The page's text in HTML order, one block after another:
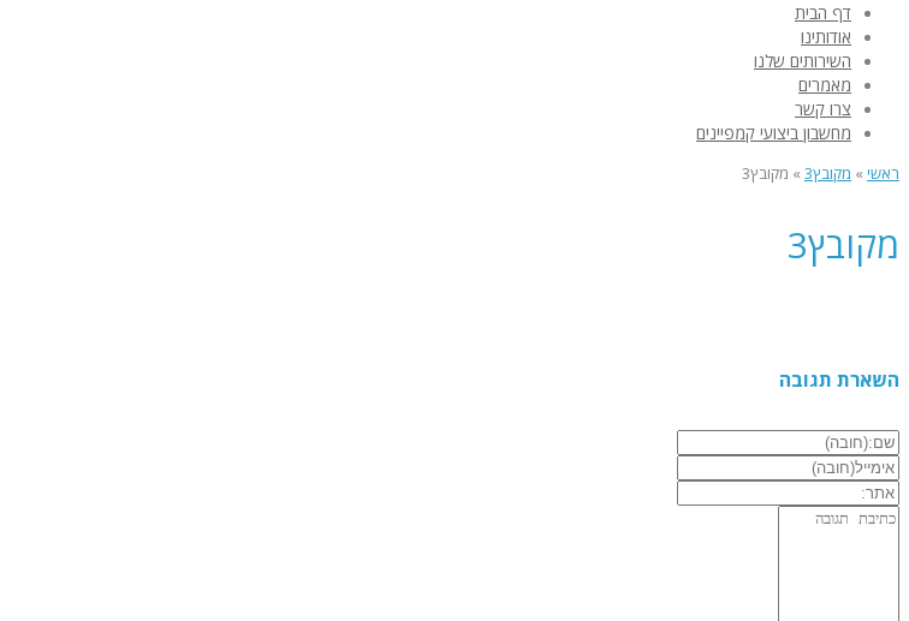
דף הבית
אודותינו
השירותים שלנו
מאמרים
צרו קשר
מחשבון ביצועי קמפיינים
ראשי » מקובץ3 » מקובץ3
מקובץ3
השארת תגובה